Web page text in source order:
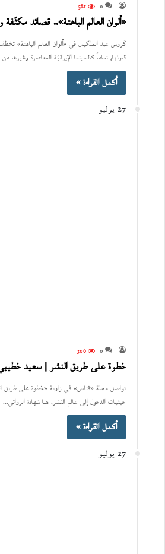
0
581
«ألوان العالم الباهتة».. قصائد
كَروس عبد الملكيان في «ألوان العالم الباهتة»
قارئها، تماماً كالسينما الإيرانيّة المعاصرة وغيرها
أكمل القراءة »
27 يوليو
0
306
خطوة على طريق النشر | سعيد
تواصل مجلة «قناص» في زاوية «خطوة على طريق
حيثيات الدخول إلى عالم النشر. هنا شهادة الروائي…
أكمل القراءة »
27 يوليو